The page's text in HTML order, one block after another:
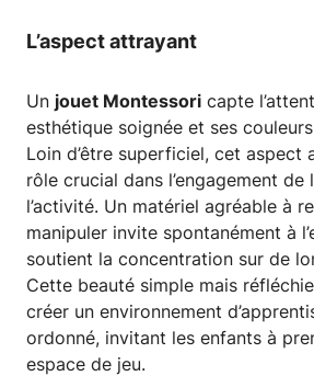
L’aspect attrayant
Un jouet Montessori capte
esthétique soignée et ses
Loin d’être superficiel, cet aspect
rôle crucial dans l’engagement de
l’activité. Un matériel agréable à
manipuler invite spontanément à
soutient la concentration sur de
Cette beauté simple mais
créer un environnement
ordonné, invitant les enfants à
espace de jeu.